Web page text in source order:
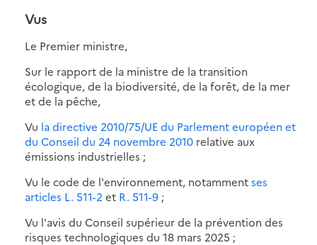
Vus
Le Premier ministre,
Sur le rapport de la ministre de la transition
écologique, de la biodiversité, de la forêt, de la mer
et de la pêche,
Vu la directive 2010/75/UE du Parlement européen et
du Conseil du 24 novembre 2010 relative aux
émissions industrielles ;
Vu le code de l'environnement, notammentses
articles L. 511-2 et R. 511-9 ;
Vu l'avis du Conseil supérieur de la prévention des
risques technologiques du 18 mars 2025 ;